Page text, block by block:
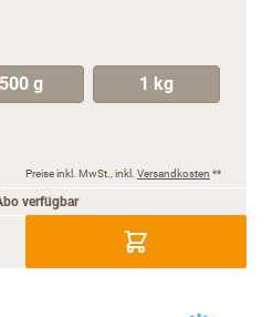
500 g 1 kg
Preise inkl. MwSt., inkl. Versandkosten **
verfügbar